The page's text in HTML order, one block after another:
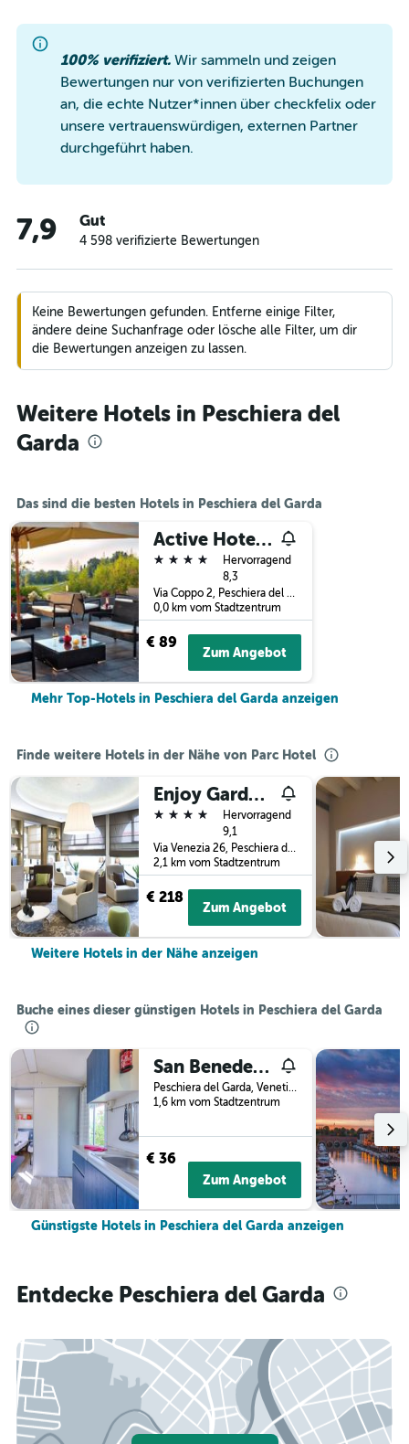
100% verifiziert. Wir sammeln und zeigen
Bewertungen nur von verifizierten Buchungen
an, die echte Nutzer*innen über checkfelix oder
unsere vertrauenswürdigen, externen Partner
durchgeführt haben.
7,9 Gut
4 598 verifizierte Bewertungen
Keine Bewertungen gefunden. Entferne einige Filter,
ändere deine Suchanfrage oder lösche alle Filter, um dir
die Bewertungen anzeigen zu lassen.
Weitere Hotels in Peschiera del
Garda
Das sind die besten Hotels in Peschiera del Garda
Active Hotel Paradiso
4 Sterne
Hervorragend
8,3
Via Coppo 2, Peschiera del Garda, Venetien, Italien
0,0 km vom Stadtzentrum
€ 89
Zum Angebot
Mehr Top-Hotels in Peschiera del Garda anzeigen
Finde weitere Hotels in der Nähe von Parc Hotel
Enjoy Garda Hotel
4 Sterne
Hervorragend
9,1
Via Venezia 26, Peschiera del Garda, Venetien, Italien
2,1 km vom Stadtzentrum
€ 218
Zum Angebot
Weitere Hotels in der Nähe anzeigen
Buche eines dieser günstigen Hotels in Peschiera del Garda
San Benedetto Camping Relais
Peschiera del Garda, Venetien, Italien
1,6 km vom Stadtzentrum
€ 36
Zum Angebot
Günstigste Hotels in Peschiera del Garda anzeigen
Entdecke Peschiera del Garda